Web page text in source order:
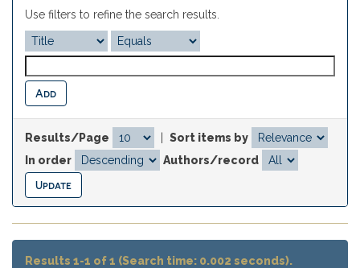
Use filters to refine the search results.
Results/Page
Sort items by
In order
Authors/record
Results 1-1 of 1 (Search time: 0.002 seconds).